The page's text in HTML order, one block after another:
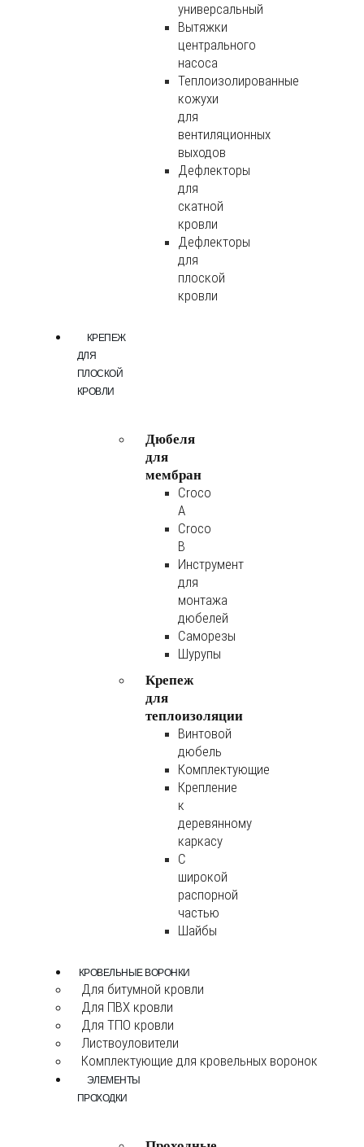
универсальный
Вытяжки
центрального
насоса
Теплоизолированные
кожухи
для
вентиляционных
выходов
Дефлекторы
для
скатной
кровли
Дефлекторы
для
плоской
кровли
КРЕПЕЖ
ДЛЯ
ПЛОСКОЙ
КРОВЛИ
Дюбеля
для
мембран
Croco
A
Croco
B
Инструмент
для
монтажа
дюбелей
Саморезы
Шурупы
Крепеж
для
теплоизоляции
Винтовой
дюбель
Комплектующие
Крепление
к
деревянному
каркасу
С
широкой
распорной
частью
Шайбы
КРОВЕЛЬНЫЕ ВОРОНКИ
Для битумной кровли
Для ПВХ кровли
Для ТПО кровли
Листвоуловители
Комплектующие для кровельных воронок
ЭЛЕМЕНТЫ
ПРОХОДКИ